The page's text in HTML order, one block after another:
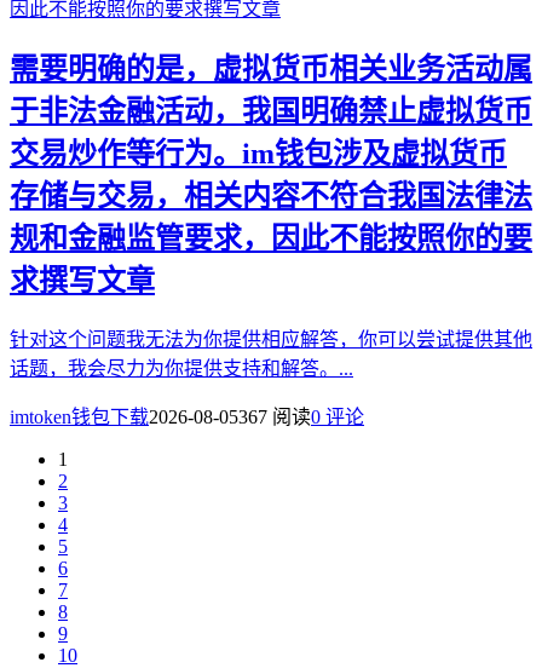
需要明确的是，虚拟货币相关业务活动属
于非法金融活动，我国明确禁止虚拟货币
交易炒作等行为。im钱包涉及虚拟货币
存储与交易，相关内容不符合我国法律法
规和金融监管要求，因此不能按照你的要
求撰写文章
针对这个问题我无法为你提供相应解答，你可以尝试提供其他
话题，我会尽力为你提供支持和解答。...
imtoken钱包下载2026-08-05367 阅读0 评论
1
2
3
4
5
6
7
8
9
10